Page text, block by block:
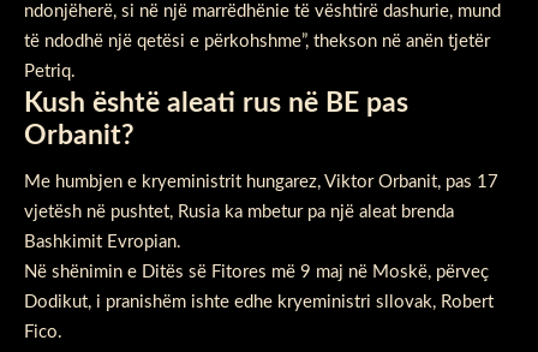
ndonjëherë, si në një marrëdhënie të vështirë dashurie, mund
të ndodhë një qetësi e përkohshme”, thekson në anën tjetër
Petriq.
Kush është aleati rus në BE pas
Orbanit?
Me humbjen e kryeministrit hungarez, Viktor Orbanit, pas 17
vjetësh në pushtet, Rusia ka mbetur pa një aleat brenda
Bashkimit Evropian.
Në shënimin e Ditës së Fitores më 9 maj në Moskë, përveç
Dodikut, i pranishëm ishte edhe kryeministri sllovak, Robert
Fico.